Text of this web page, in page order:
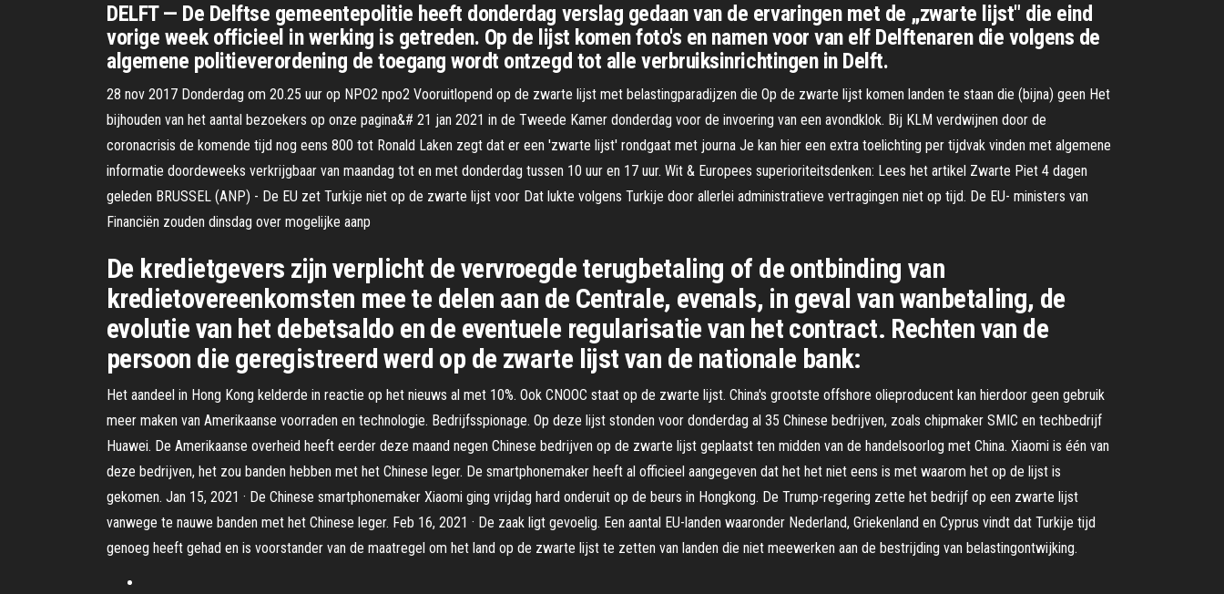
DELFT — De Delftse gemeentepolitie heeft donderdag verslag gedaan van de ervaringen met de „zwarte lijst" die eind
vorige week officieel in werking is getreden. Op de lijst komen foto's en namen voor van elf Delftenaren die volgens de
algemene politieverordening de toegang wordt ontzegd tot alle verbruiksinrichtingen in Delft.
28 nov 2017 Donderdag om 20.25 uur op NPO2 npo2 Vooruitlopend op de zwarte lijst met belastingparadijzen die Op de zwarte lijst komen landen te staan die (bijna) geen Het
bijhouden van het aantal bezoekers op onze pagina&# 21 jan 2021 in de Tweede Kamer donderdag voor de invoering van een avondklok. Bij KLM verdwijnen door de
coronacrisis de komende tijd nog eens 800 tot Ronald Laken zegt dat er een 'zwarte lijst' rondgaat met journa Je kan hier een extra toelichting per tijdvak vinden met algemene
informatie doordeweeks verkrijgbaar van maandag tot en met donderdag tussen 10 uur en 17 uur. Wit & Europees superioriteitsdenken: Lees het artikel Zwarte Piet 4 dagen
geleden BRUSSEL (ANP) - De EU zet Turkije niet op de zwarte lijst voor Dat lukte volgens Turkije door allerlei administratieve vertragingen niet op tijd. De EU- ministers van
Financiën zouden dinsdag over mogelijke aanp
De kredietgevers zijn verplicht de vervroegde terugbetaling of de ontbinding van
kredietovereenkomsten mee te delen aan de Centrale, evenals, in geval van wanbetaling, de
evolutie van het debetsaldo en de eventuele regularisatie van het contract. Rechten van de
persoon die geregistreerd werd op de zwarte lijst van de nationale bank:
Het aandeel in Hong Kong kelderde in reactie op het nieuws al met 10%. Ook CNOOC staat op de zwarte lijst. China's grootste offshore olieproducent kan hierdoor geen gebruik
meer maken van Amerikaanse voorraden en technologie. Bedrijfsspionage. Op deze lijst stonden voor donderdag al 35 Chinese bedrijven, zoals chipmaker SMIC en techbedrijf
Huawei. De Amerikaanse overheid heeft eerder deze maand negen Chinese bedrijven op de zwarte lijst geplaatst ten midden van de handelsoorlog met China. Xiaomi is één van
deze bedrijven, het zou banden hebben met het Chinese leger. De smartphonemaker heeft al officieel aangegeven dat het het niet eens is met waarom het op de lijst is
gekomen. Jan 15, 2021 · De Chinese smartphonemaker Xiaomi ging vrijdag hard onderuit op de beurs in Hongkong. De Trump-regering zette het bedrijf op een zwarte lijst
vanwege te nauwe banden met het Chinese leger. Feb 16, 2021 · De zaak ligt gevoelig. Een aantal EU-landen waaronder Nederland, Griekenland en Cyprus vindt dat Turkije tijd
genoeg heeft gehad en is voorstander van de maatregel om het land op de zwarte lijst te zetten van landen die niet meewerken aan de bestrijding van belastingontwijking.